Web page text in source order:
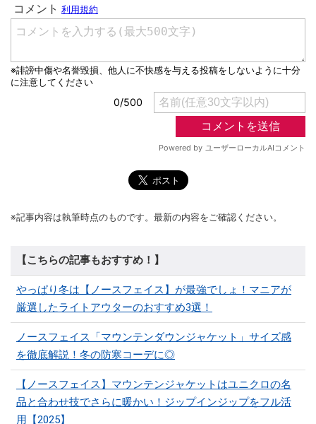
※記事内容は執筆時点のものです。最新の内容をご確認ください。
【こちらの記事もおすすめ！】
やっぱり冬は【ノースフェイス】が最強でしょ！マニアが
厳選したライトアウターのおすすめ3選！
ノースフェイス「マウンテンダウンジャケット」サイズ感
を徹底解説！冬の防寒コーデに◎
【ノースフェイス】マウンテンジャケットはユニクロの名
品と合わせ技でさらに暖かい！ジップインジップをフル活
用【2025】